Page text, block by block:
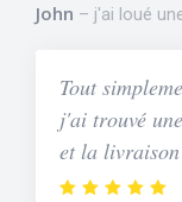
John j'ai loué
Tout
j'ai trouvé
et la